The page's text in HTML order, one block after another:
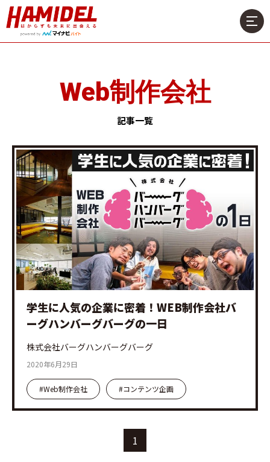
Web制作会社
記事一覧
学生に人気の企業に密着！WEB制作会社バ
ーグハンバーグバーグの一日
株式会社バーグハンバーグバーグ
2020年6月29日
#Web制作会社 #コンテンツ企画
1